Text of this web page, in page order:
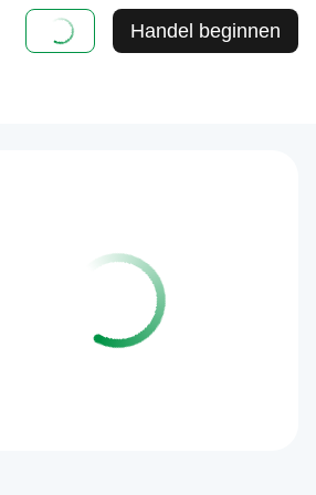
Handel beginnen